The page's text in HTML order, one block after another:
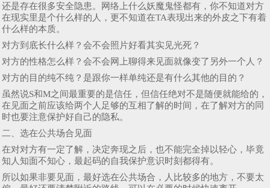
还是存在很多安全隐患。网络上什么妖魔鬼怪都有，你不知道对方
在现实里是个什么样的人，更不知道在TA表现出来的外皮之下有着
什么样的本质。
对方到底长什么样？会不会照片好看其实见光死？
对方的性格怎么样？会不会网上聊得来见面就像变了另外一个人？
对方的目的纯不纯？是跟你一样单纯还是有什么其他的目的？
虽然说S和M之间最重要的是信任，但信任绝对不是随便就能给的，
在见面之前应该给两个人足够的互相了解的时间，在了解对方的同
时也要注意保护好自己的隐私。
二、选在公共场合见面
在对对方有一定了解，决定奔现之后，也不能完全掉以轻心，毕竟
知人知面不知心，最起码的自我保护意识时刻都得有。
所以如果非要见面，最好选在公共场合，人比较多的地方，不要太